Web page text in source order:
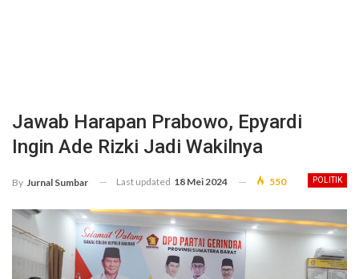
Jawab Harapan Prabowo, Epyardi
Ingin Ade Rizki Jadi Wakilnya
POLITIK
By Jurnal Sumbar Last updated 18 Mei 2024 550